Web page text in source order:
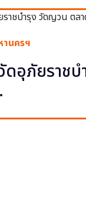
านครฯ
ดอุภัยราช